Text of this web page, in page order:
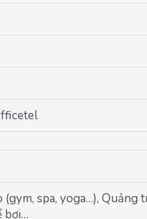
spa, yoga…), Quảng
bơi…